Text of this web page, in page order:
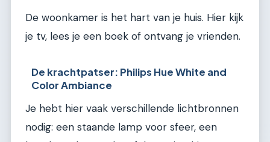
De woonkamer is het hart van je huis. Hier kijk
je tv, lees je een boek of ontvang je vrienden.
De krachtpatser: Philips Hue White and
Color Ambiance
Je hebt hier vaak verschillende lichtbronnen
nodig: een staande lamp voor sfeer, een